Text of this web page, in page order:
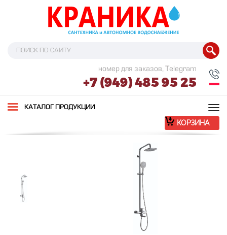
номер для заказов, Telegram
+7 (949) 485 95 25
КАТАЛОГ ПРОДУКЦИИ
КОРЗИНА